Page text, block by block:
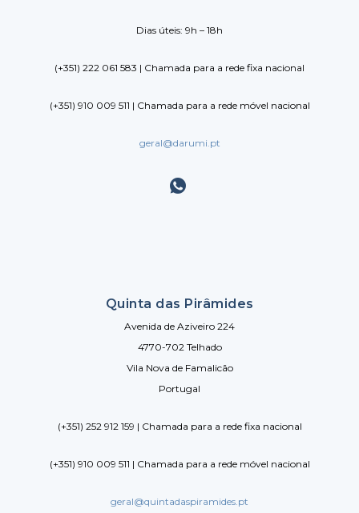
Dias úteis: 9h – 18h
(+351) 222 061 583 | Chamada para a rede fixa nacional
(+351) 910 009 511 | Chamada para a rede móvel nacional
geral@darumi.pt
Quinta das Pirâmides
Avenida de Aziveiro 224
4770-702 Telhado
Vila Nova de Famalicão
Portugal
(+351) 252 912 159 | Chamada para a rede fixa nacional
(+351) 910 009 511 | Chamada para a rede móvel nacional
geral@quintadaspiramides.pt